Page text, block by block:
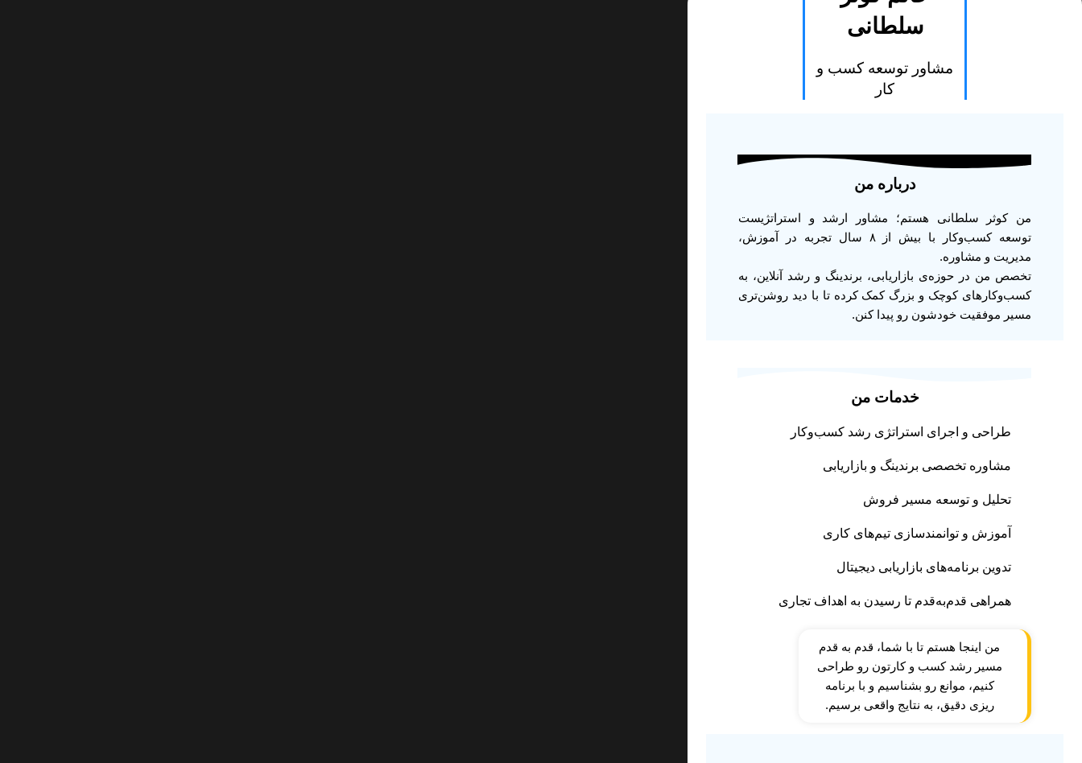
سلطانی
مشاور توسعه کسب و
کار
درباره من
من کوثر سلطانی هستم؛ مشاور ارشد و استراتژیست
توسعه کسب‌وکار با بیش از ۸ سال تجربه در آموزش،
مدیریت و مشاوره.
تخصص من در حوزه‌ی بازاریابی، برندینگ و رشد آنلاین، به
کسب‌وکارهای کوچک و بزرگ کمک کرده تا با دید روشن‌تری
مسیر موفقیت خودشون رو پیدا کنن.
خدمات من
طراحی و اجرای استراتژی رشد کسب‌وکار
مشاوره تخصصی برندینگ و بازاریابی
تحلیل و توسعه مسیر فروش
آموزش و توانمندسازی تیم‌های کاری
تدوین برنامه‌های بازاریابی دیجیتال
همراهی قدم‌به‌قدم تا رسیدن به اهداف تجاری
من اینجا هستم تا با شما، قدم‌ به‌ قدم
مسیر رشد کسب‌ و کارتون رو طراحی
کنیم، موانع رو بشناسیم و با برنامه‌
ریزی دقیق، به نتایج واقعی برسیم.